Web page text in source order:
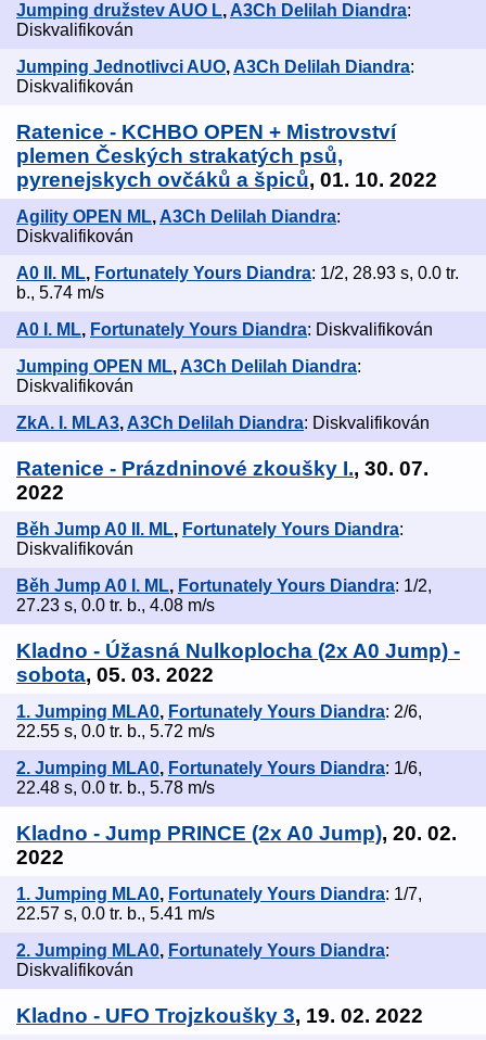
Jumping družstev AUO L, A3Ch Delilah Diandra:
Diskvalifikován
Jumping Jednotlivci AUO,A3Ch Delilah Diandra:
Diskvalifikován
Ratenice - KCHBO OPEN + Mistrovství
plemen Českých strakatých psů,
pyrenejskych ovčáků a špiců, 01. 10. 2022
Agility OPEN ML, A3Ch Delilah Diandra:
Diskvalifikován
A0 II. ML, Fortunately Yours Diandra: 1/2, 28.93 s, 0.0 tr.
b., 5.74 m/s
A0 I. ML, Fortunately Yours Diandra: Diskvalifikován
Jumping OPEN ML,A3Ch Delilah Diandra:
Diskvalifikován
ZkA. I. MLA3, A3Ch Delilah Diandra: Diskvalifikován
Ratenice - Prázdninové zkoušky I., 30. 07.
2022
Běh Jump A0 II. ML, Fortunately Yours Diandra:
Diskvalifikován
Běh Jump A0 I. ML, Fortunately Yours Diandra: 1/2,
27.23 s, 0.0 tr. b., 4.08 m/s
Kladno - Úžasná Nulkoplocha (2x A0 Jump) -
sobota, 05. 03. 2022
1. Jumping MLA0, Fortunately Yours Diandra: 2/6,
22.55 s, 0.0 tr. b., 5.72 m/s
2. Jumping MLA0, Fortunately Yours Diandra: 1/6,
22.48 s, 0.0 tr. b., 5.78 m/s
Kladno - Jump PRINCE (2x A0 Jump), 20. 02.
2022
1. Jumping MLA0, Fortunately Yours Diandra: 1/7,
22.57 s, 0.0 tr. b., 5.41 m/s
2. Jumping MLA0, Fortunately Yours Diandra:
Diskvalifikován
Kladno - UFO Trojzkoušky 3, 19. 02. 2022